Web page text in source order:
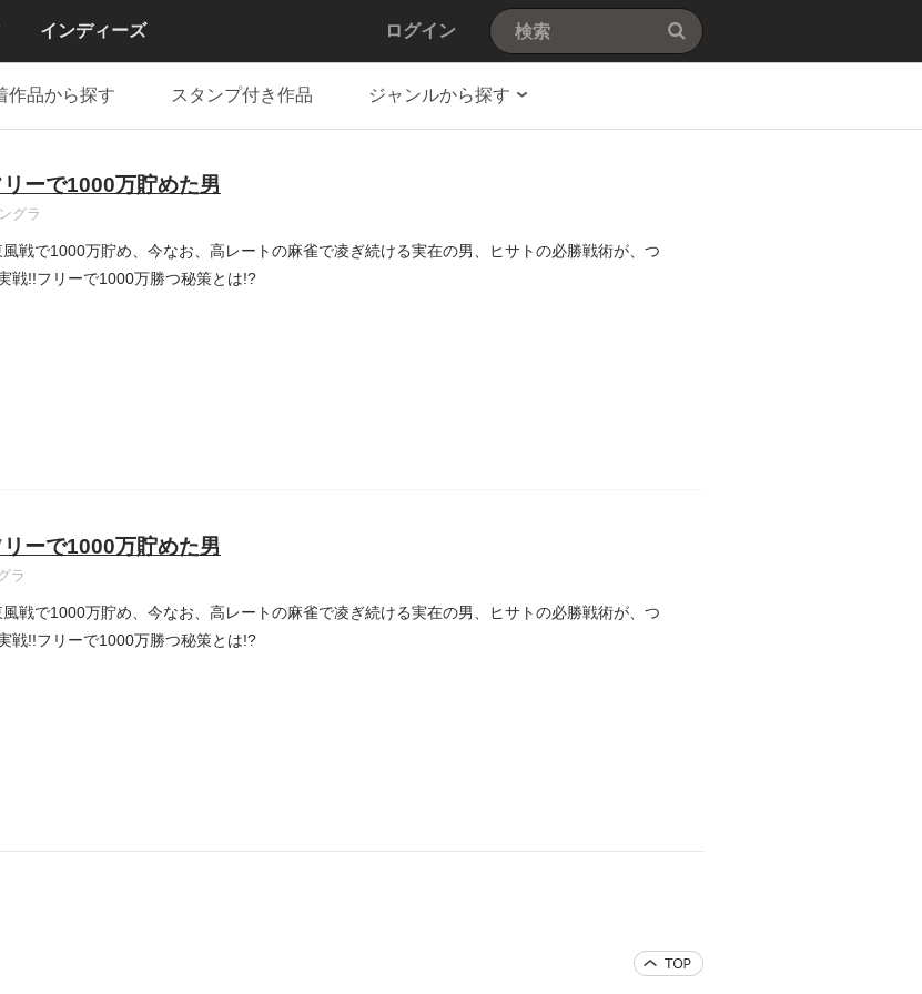
インディーズ ログイン
作品から探す スタンプ付き作品 ジャンルから探す
ーで1000万貯めた男
グラ
戦で1000万貯め、今なお、高レートの麻雀で凌ぎ続ける実在の男、ヒサトの必勝戦術が、つ
戦!!フリーで1000万勝つ秘策とは!?
ーで1000万貯めた男
ラ
戦で1000万貯め、今なお、高レートの麻雀で凌ぎ続ける実在の男、ヒサトの必勝戦術が、つ
戦!!フリーで1000万勝つ秘策とは!?